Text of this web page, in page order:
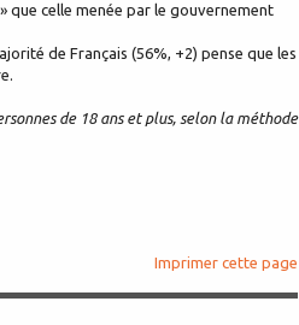
que celle menée par le gouvernement
de Français (56%, +2) pense que les
de 18 ans et plus, selon la méthode
Imprimer cette page